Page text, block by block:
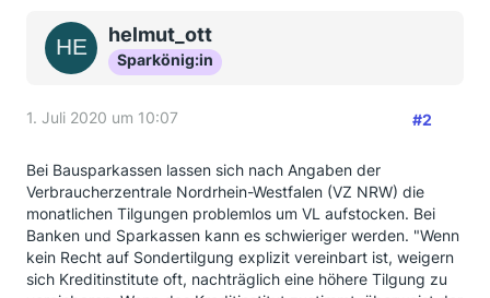
helmut_ott
Sparkönig:in
1. Juli 2020 um 10:07 #2
Bei Bausparkassen lassen sich nach Angaben der
Verbraucherzentrale Nordrhein-Westfalen (VZ NRW) die
monatlichen Tilgungen problemlos um VL aufstocken. Bei
Banken und Sparkassen kann es schwieriger werden. "Wenn
kein Recht auf Sondertilgung explizit vereinbart ist, weigern
sich Kreditinstitute oft, nachträglich eine höhere Tilgung zu